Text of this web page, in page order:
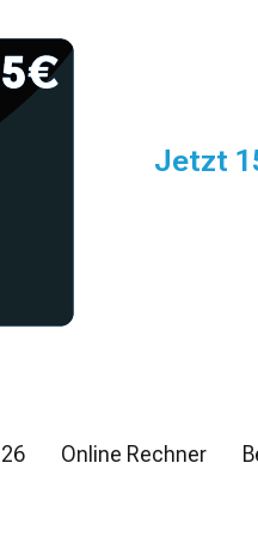
Jetzt
Online Rechner